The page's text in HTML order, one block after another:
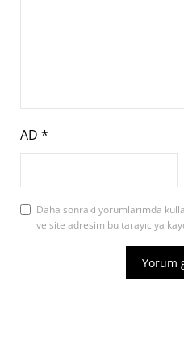
AD *
Daha sonraki yorumlarımda
ve site adresim bu tarayıcıya